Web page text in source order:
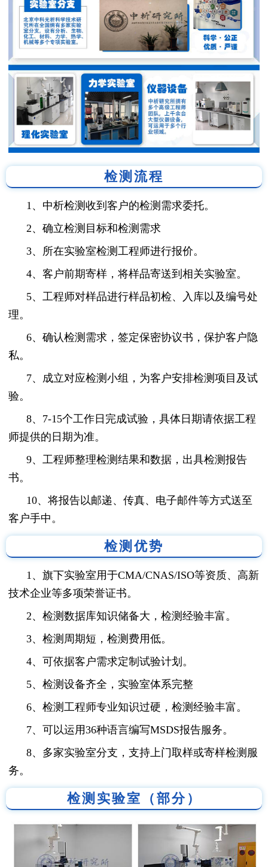
检测流程
1、中析检测收到客户的检测需求委托。
2、确立检测目标和检测需求
3、所在实验室检测工程师进行报价。
4、客户前期寄样，将样品寄送到相关实验室。
5、工程师对样品进行样品初检、入库以及编号处
理。
6、确认检测需求，签定保密协议书，保护客户隐
私。
7、成立对应检测小组，为客户安排检测项目及试
验。
8、7-15个工作日完成试验，具体日期请依据工程
师提供的日期为准。
9、工程师整理检测结果和数据，出具检测报告
书。
10、将报告以邮递、传真、电子邮件等方式送至
客户手中。
检测优势
1、旗下实验室用于CMA/CNAS/ISO等资质、高新
技术企业等多项荣誉证书。
2、检测数据库知识储备大，检测经验丰富。
3、检测周期短，检测费用低。
4、可依据客户需求定制试验计划。
5、检测设备齐全，实验室体系完整
6、检测工程师专业知识过硬，检测经验丰富。
7、可以运用36种语言编写MSDS报告服务。
8、多家实验室分支，支持上门取样或寄样检测服
务。
检测实验室（部分）